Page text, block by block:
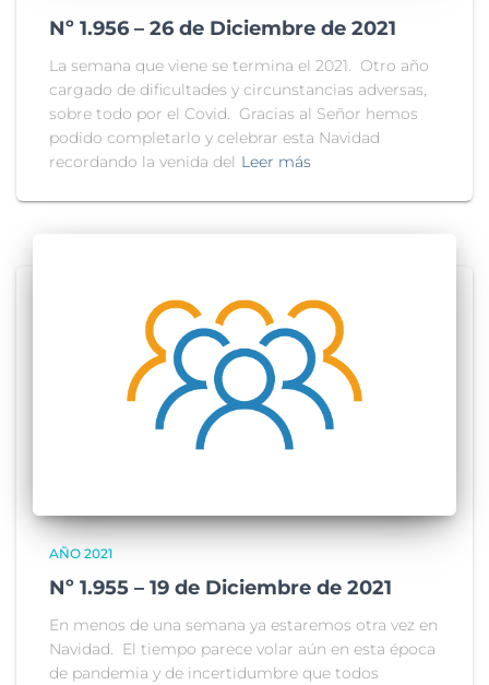
Nº 1.956 – 26 de Diciembre de 2021
La semana que viene se termina el 2021. Otro año
cargado de dificultades y circunstancias adversas,
sobre todo por el Covid. Gracias al Señor hemos
podido completarlo y celebrar esta Navidad
recordando la venida del Leer más
AÑO 2021
Nº 1.955 – 19 de Diciembre de 2021
En menos de una semana ya estaremos otra vez en
Navidad. El tiempo parece volar aún en esta época
de pandemia y de incertidumbre que todos